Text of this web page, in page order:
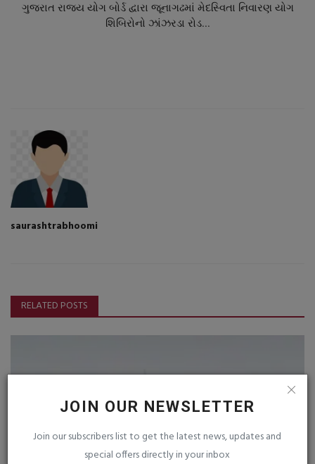
JOIN OUR NEWSLETTER
Join our subscribers list to get the latest news, updates and
special offers directly in your inbox
ગુજરાત રાજ્ય યોગ બોર્ડ દ્વારા જૂનાગઢમાં મેદસ્વિતા નિવારણ યોગ
શિબિરોનો ઝાંઝરડા રોડ...
saurashtrabhoomi
RELATED POSTS